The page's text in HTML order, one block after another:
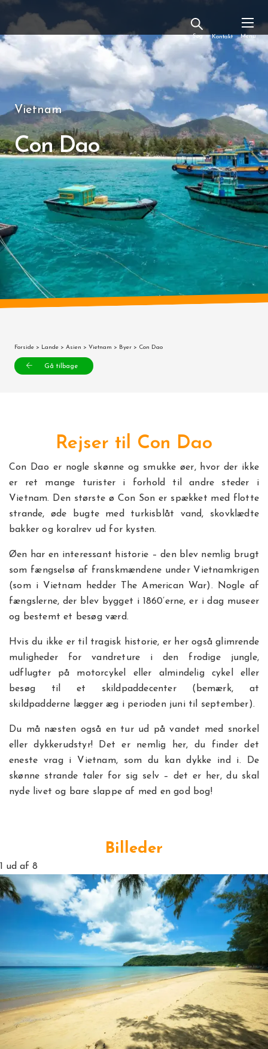
Kontakt
Vietnam
Con Dao
Forside > Lande > Asien > Vietnam > Byer > Con Dao
Gå tilbage
Rejser til Con Dao
Con Dao er nogle skønne og smukke øer, hvor der ikke
er ret mange turister i forhold til andre steder i
Vietnam. Den største ø Con Son er spækket med flotte
strande, øde bugte med turkisblåt vand, skovklædte
bakker og koralrev ud for kysten.
Øen har en interessant historie – den blev nemlig brugt
som fængselsø af franskmændene under Vietnamkrigen
(som i Vietnam hedder The American War). Nogle af
fængslerne, der blev bygget i 1860’erne, er i dag museer
og bestemt et besøg værd.
Hvis du ikke er til tragisk historie, er her også glimrende
muligheder for vandreture i den frodige jungle,
udflugter på motorcykel eller almindelig cykel eller
besøg til et skildpaddecenter (bemærk, at
skildpadderne lægger æg i perioden juni til september).
Du må næsten også en tur ud på vandet med snorkel
eller dykkerudstyr! Det er nemlig her, du finder det
eneste vrag i Vietnam, som du kan dykke ind i. De
skønne strande taler for sig selv – det er her, du skal
nyde livet og bare slappe af med en god bog!
Billeder
1 ud af 8